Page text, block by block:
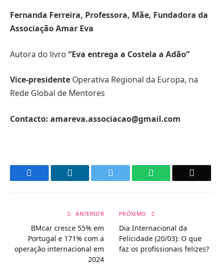
Fernanda Ferreira, Professora, Mãe, Fundadora da
Associação Amar Eva
Autora do livro “Eva entrega a Costela a Adão”
Vice-presidente Operativa Regional da Europa, na
Rede Global de Mentores
Contacto: amareva.associacao@gmail.com
WhatsApp
ANTERIOR
BMcar cresce 55% em
Portugal e 171% com a
operação internacional em
2024
PRÓXIMO
Dia Internacional da
Felicidade (20/03): O que
faz os profissionais felizes?